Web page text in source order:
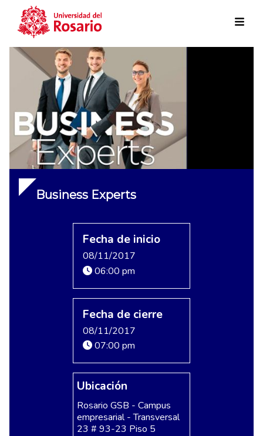
Skip to main content
Business Experts
Fecha de inicio
08/11/2017
06:00 pm
Fecha de cierre
08/11/2017
07:00 pm
Ubicación
Rosario GSB - Campus
empresarial - Transversal
23 # 93-23 Piso 5